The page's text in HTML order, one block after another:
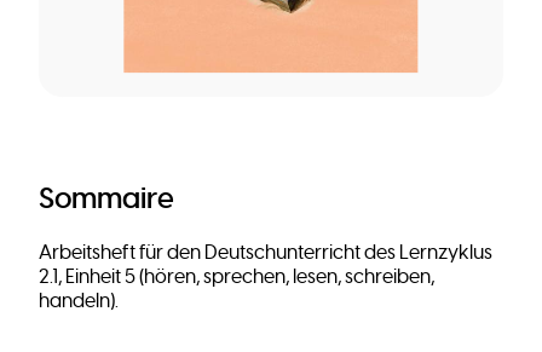
Sommaire
Arbeitsheft für den Deutschunterricht des Lernzyklus
2.1, Einheit 5 (hören, sprechen, lesen, schreiben,
handeln).